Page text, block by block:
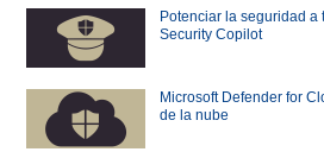
Potenciar la seguridad a
Security Copilot
Microsoft Defender for
de la nube